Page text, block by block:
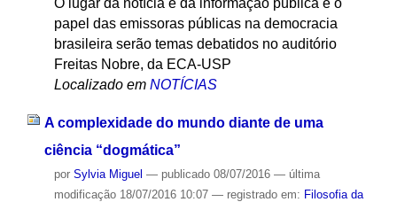
O lugar da notícia e da informação pública e o
papel das emissoras públicas na democracia
brasileira serão temas debatidos no auditório
Freitas Nobre, da ECA-USP
Localizado em NOTÍCIAS
A complexidade do mundo diante de uma
ciência “dogmática”
por Sylvia Miguel — publicado08/07/2016 — última
modificação18/07/2016 10:07 — registrado em: Filosofia da